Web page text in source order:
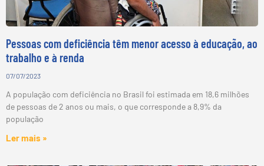
Pessoas com deficiência têm menor acesso à educação, ao
trabalho e à renda
07/07/2023
A população com deficiência no Brasil foi estimada em 18,6 milhões
de pessoas de 2 anos ou mais, o que corresponde a 8,9% da
população
Ler mais »